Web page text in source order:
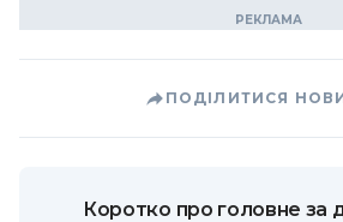
ПОДІЛИТИСЯ
Коротко про головне за